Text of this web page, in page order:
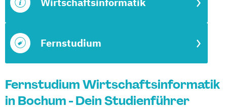
Fernstudium
Fernstudium Wirtschaftsinformatik
in Bochum - Dein Studienführer